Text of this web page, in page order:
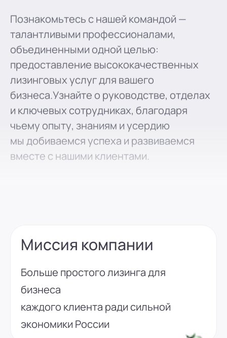
Познакомьтесь с нашей командой —
талантливыми профессионалами,
объединенными одной целью:
предоставление высококачественных
лизинговых услуг для вашего
бизнеса.Узнайте о руководстве, отделах
и ключевых сотрудниках, благодаря
чьему опыту, знаниям и усердию
мы добиваемся успеха и развиваемся
вместе с нашими клиентами.
Миссия компании
Больше простого лизинга для
бизнеса
каждого клиента ради сильной
экономики России